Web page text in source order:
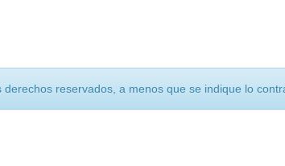
reservados, a menos que se indique lo